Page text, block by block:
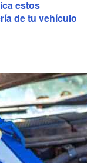
estos
de tu vehículo